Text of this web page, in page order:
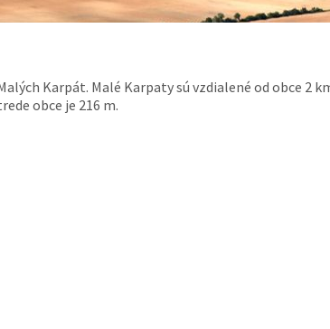
Karpát. Malé Karpaty sú vzdialené od obce 2
obce je 216 m.